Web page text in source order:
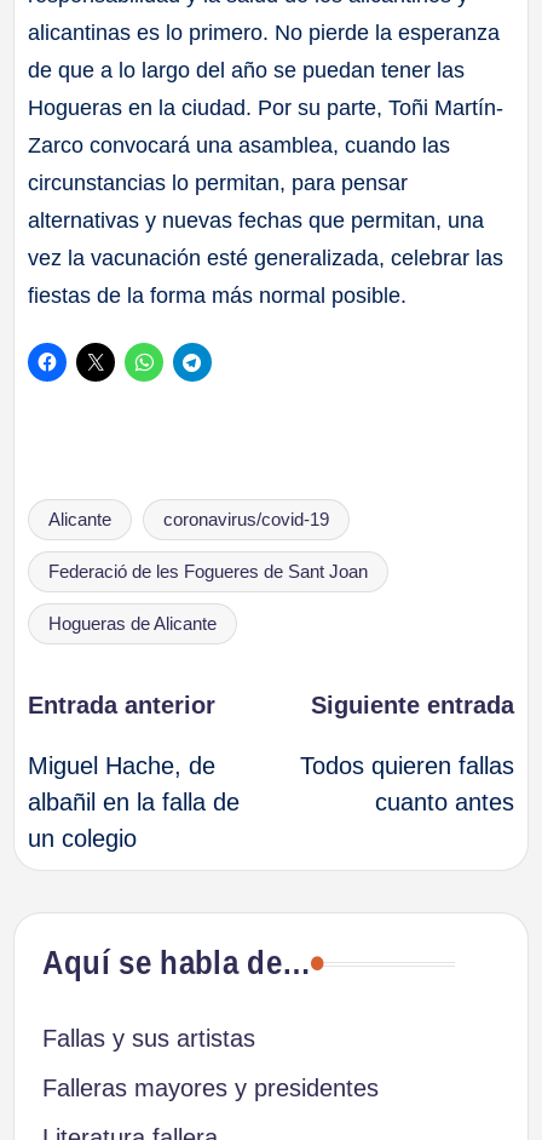
alicantinas es lo primero. No pierde la esperanza
de que a lo largo del año se puedan tener las
Hogueras en la ciudad. Por su parte, Toñi Martín-
Zarco convocará una asamblea, cuando las
circunstancias lo permitan, para pensar
alternativas y nuevas fechas que permitan, una
vez la vacunación esté generalizada, celebrar las
fiestas de la forma más normal posible.
Etiquetas:
Alicante coronavirus/covid-19
Federació de les Fogueres de Sant Joan
Hogueras de Alicante
Navegación
de
entradas
Entrada anterior
Miguel Hache, de
albañil en la falla de
un colegio
Siguiente entrada
Todos quieren fallas
cuanto antes
Aquí se habla de…
Fallas y sus artistas
Falleras mayores y presidentes